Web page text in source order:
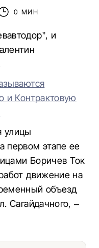
0 МИН
и
и Контрактовую
улицы
первом этапе ее
Боричев Ток
движение на
объезд
Сагайдачного, –